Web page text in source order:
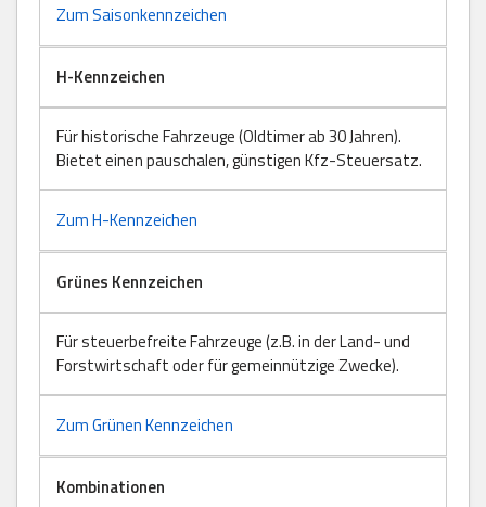
Zum Saisonkennzeichen
H-Kennzeichen
Für historische Fahrzeuge (Oldtimer ab 30 Jahren).
Bietet einen pauschalen, günstigen Kfz-Steuersatz.
Zum H-Kennzeichen
Grünes Kennzeichen
Für steuerbefreite Fahrzeuge (z.B. in der Land- und
Forstwirtschaft oder für gemeinnützige Zwecke).
Zum Grünen Kennzeichen
Kombinationen